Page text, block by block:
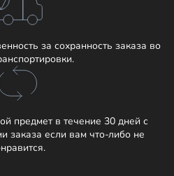
за сохранность заказа во
предмет в течение 30 дней с
заказа если вам что-либо не